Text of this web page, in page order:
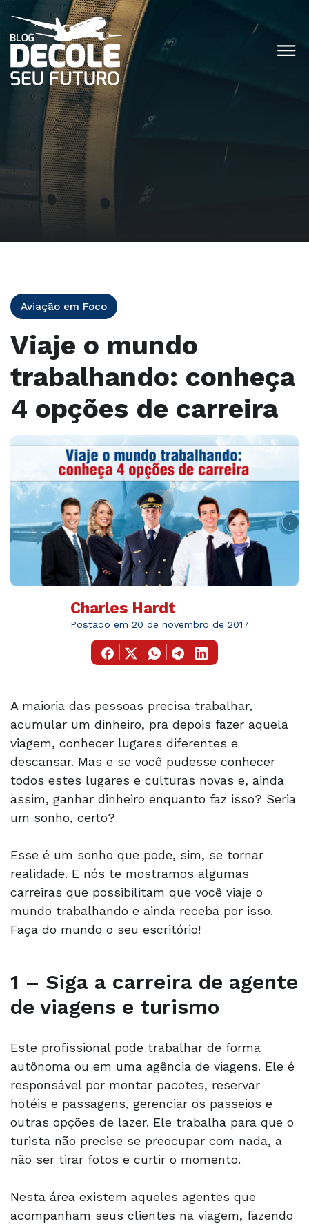
Aviação em Foco
Viaje o mundo
trabalhando: conheça
4 opções de carreira
Charles Hardt
Postado em 20 de novembro de 2017
A maioria das pessoas precisa trabalhar,
acumular um dinheiro, pra depois fazer aquela
viagem, conhecer lugares diferentes e
descansar. Mas e se você pudesse conhecer
todos estes lugares e culturas novas e, ainda
assim, ganhar dinheiro enquanto faz isso? Seria
um sonho, certo?
Esse é um sonho que pode, sim, se tornar
realidade. E nós te mostramos algumas
carreiras que possibilitam que você viaje o
mundo trabalhando e ainda receba por isso.
Faça do mundo o seu escritório!
1 – Siga a carreira de agente
de viagens e turismo
Este profissional pode trabalhar de forma
autônoma ou em uma agência de viagens. Ele é
responsável por montar pacotes, reservar
hotéis e passagens, gerenciar os passeios e
outras opções de lazer. Ele trabalha para que o
turista não precise se preocupar com nada, a
não ser tirar fotos e curtir o momento.
Nesta área existem aqueles agentes que
acompanham seus clientes na viagem, fazendo